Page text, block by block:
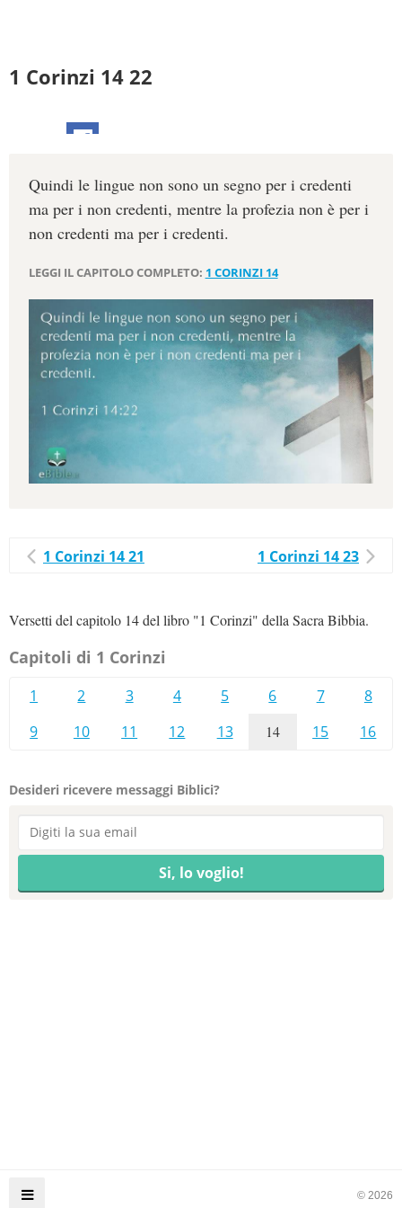
1 Corinzi 14 22
Quindi le lingue non sono un segno per i credenti
ma per i non credenti, mentre la profezia non è per i
non credenti ma per i credenti.
LEGGI IL CAPITOLO COMPLETO: 1 CORINZI 14
1 Corinzi 14 21 1 Corinzi 14 23
Versetti del capitolo 14 del libro "1 Corinzi" della Sacra Bibbia.
Capitoli di 1 Corinzi
1 2 3 4 5 6 7
8
9
10 11 12 13 14 15 16
Desideri ricevere messaggi Biblici?
© 2026